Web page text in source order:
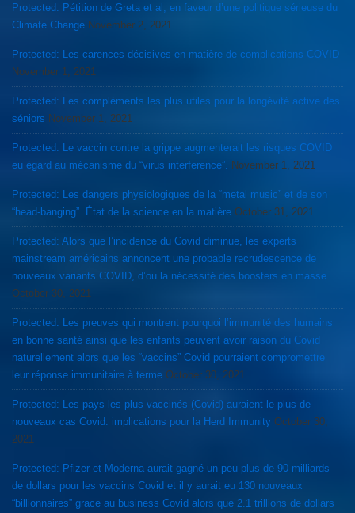
Protected: Pétition de Greta et al, en faveur d’une politique sérieuse du
Climate Change November 2, 2021
Protected: Les carences décisives en matière de complications COVID
November 1, 2021
Protected: Les compléments les plus utiles pour la longévité active des
séniors November 1, 2021
Protected: Le vaccin contre la grippe augmenterait les risques COVID
eu égard au mécanisme du “virus interference”. November 1, 2021
Protected: Les dangers physiologiques de la “metal music” et de son
“head-banging”. État de la science en la matière October 31, 2021
Protected: Alors que l’incidence du Covid diminue, les experts
mainstream américains annoncent une probable recrudescence de
nouveaux variants COVID, d’ou la nécessité des boosters en masse.
October 30, 2021
Protected: Les preuves qui montrent pourquoi l’immunité des humains
en bonne santé ainsi que les enfants peuvent avoir raison du Covid
naturellement alors que les “vaccins” Covid pourraient compromettre
leur réponse immunitaire à terme October 30, 2021
Protected: Les pays les plus vaccinés (Covid) auraient le plus de
nouveaux cas Covid: implications pour la Herd Immunity October 30,
2021
Protected: Pfizer et Moderna aurait gagné un peu plus de 90 milliards
de dollars pour les vaccins Covid et il y aurait eu 130 nouveaux
“billionnaires” grace au business Covid alors que 2.1 trillions de dollars